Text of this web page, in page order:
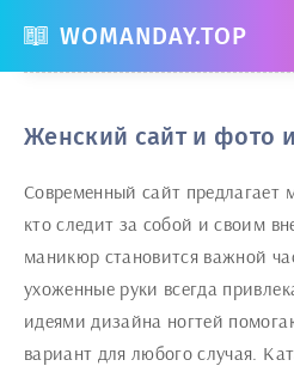
WOMANDAY.TOP
Женский сайт и фото
Современный сайт предлагает
кто следит за собой и своим
маникюр становится важной
ухоженные руки всегда
идеями дизайна ногтей
вариант для любого случая.